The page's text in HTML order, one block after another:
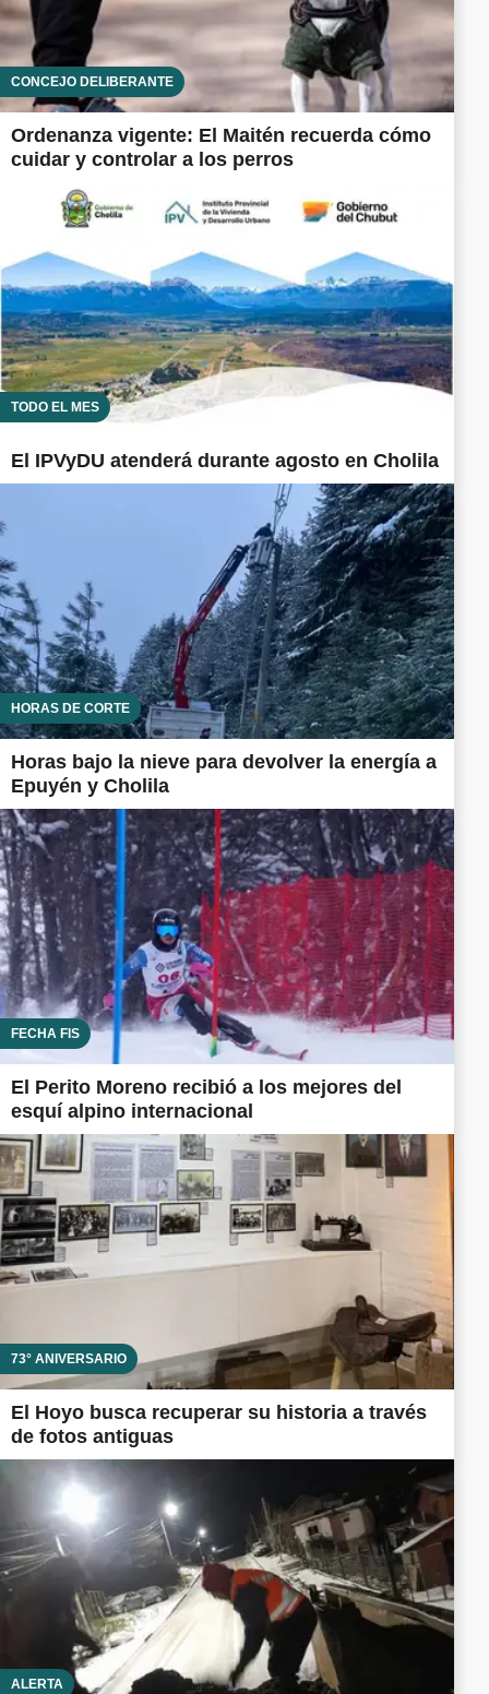
CONCEJO DELIBERANTE
Ordenanza vigente: El Maitén recuerda cómo
cuidar y controlar a los perros
TODO EL MES
El IPVyDU atenderá durante agosto en Cholila
HORAS DE CORTE
Horas bajo la nieve para devolver la energía a
Epuyén y Cholila
FECHA FIS
El Perito Moreno recibió a los mejores del
esquí alpino internacional
73° ANIVERSARIO
El Hoyo busca recuperar su historia a través
de fotos antiguas
ALERTA